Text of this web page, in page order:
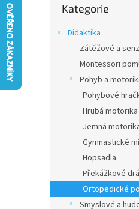
kategorie
Kategorie
Didaktika
Zátěžové a
Montessori
Pohyb a
Pohybové
Hrubá
Jemná
Gymnastické
Hopsadla
Překážkové
Ortopedické
Smyslové a